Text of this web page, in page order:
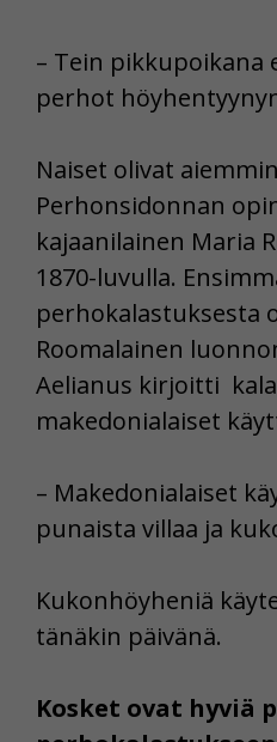
– Tein pikkupoikana
perhot
Naiset olivat
Perhonsidonnan
kajaanilainen Maria
1870-luvulla.
perhokalastuksesta
Roomalainen
Aelianus kirjoitti
makedonialaiset
– Makedonialaiset
punaista villaa ja
Kukonhöyheniä
tänäkin päivänä.
Kosket ovat hyviä